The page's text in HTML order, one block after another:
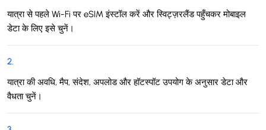
यात्रा से पहले Wi-Fi पर eSIM इंस्टॉल करें और स्विट्ज़रलैंड पहुँचकर मोबाइल
डेटा के लिए इसे चुनें।
2.
यात्रा की अवधि, मैप, संदेश, अपलोड और हॉटस्पॉट उपयोग के अनुसार डेटा और
वैधता चुनें।